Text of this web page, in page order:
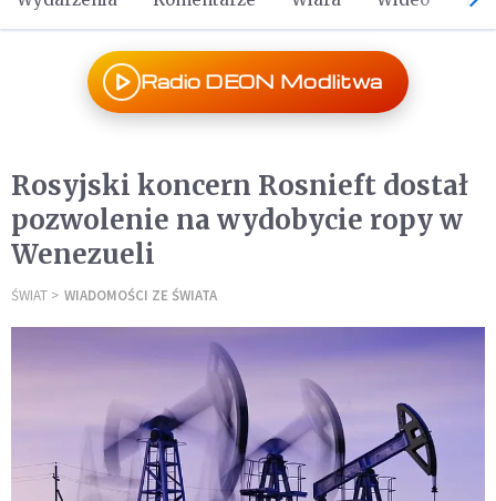
Radio DEON Modlitwa
Rosyjski koncern Rosnieft dostał
pozwolenie na wydobycie ropy w
Wenezueli
ŚWIAT WIADOMOŚCI ZE ŚWIATA